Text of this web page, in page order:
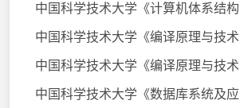
中国科学技术大学《计算机体系结构
中国科学技术大学《编译原理与技术
中国科学技术大学《编译原理与技术
中国科学技术大学《数据库系统及应